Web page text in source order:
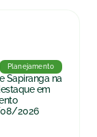
Planejamento
Sapiranga na
em
2026